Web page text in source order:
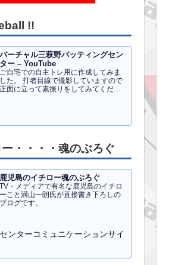
!!
バーチャル三萩野バッティングセン
ター – YouTube
ご自宅での自主トレ用に作成してみま
した。 打者目線で撮影していますので
正面に立って素振りをしてみてくださ
・・・・魂のぶろぐ
鹿児島のイチロー魂のぶろぐ
TV・メディアで有名な鹿児島のイチロ
ーこと満山一朗氏が直接書き下ろしの
ブログです。
ンターコミュニケーションサイ